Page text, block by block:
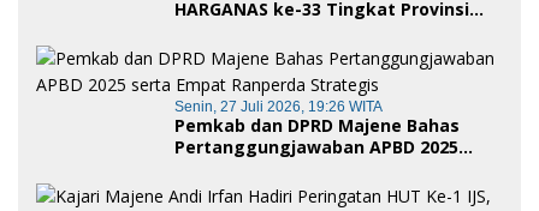
HARGANAS ke-33 Tingkat Provinsi
Ayah dalam Keluarga
Senin, 27 Juli 2026, 19:26 WITA
Pemkab dan DPRD Majene Bahas
Pertanggungjawaban APBD 2025